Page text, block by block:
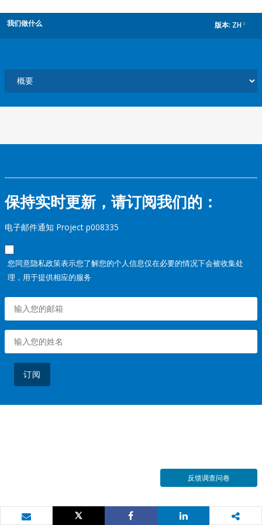
我们做什么 版本: ZH
保持实时更新，请订阅我们的：
电子邮件通知 Project p008335
您同意隐私政策表示您了解您的个人信息仅在必要的情况下会被收集处
理，用于提供相应的服务
订阅
反馈调查问卷